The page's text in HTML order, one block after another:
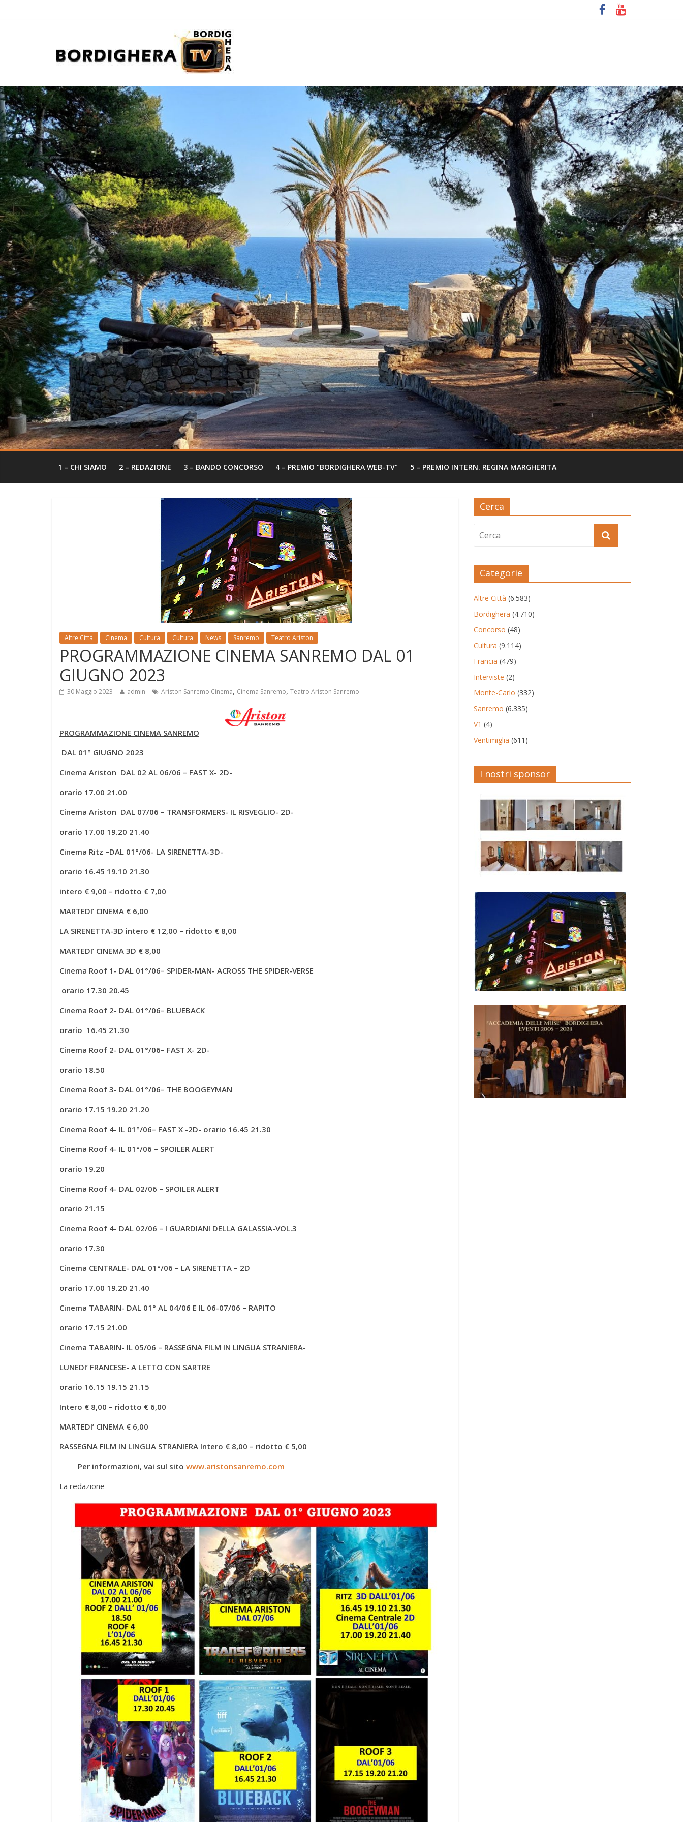
1 – CHI SIAMO 2 – REDAZIONE 3 – BANDO CONCORSO 4 – PREMIO “BORDIGHERA WEB-TV” 5 – PREMIO INTERN. REGINA MARGHERITA
Altre Città Cinema Cultura Cultura News Sanremo Teatro Ariston
PROGRAMMAZIONE CINEMA SANREMO DAL 01
GIUGNO 2023
30 Maggio 2023 admin Ariston Sanremo Cinema, Cinema Sanremo, Teatro Ariston Sanremo
PROGRAMMAZIONE CINEMA SANREMO
DAL 01° GIUGNO 2023
Cinema Ariston DAL 02 AL 06/06 – FAST X- 2D-
orario 17.00 21.00
Cinema Ariston DAL 07/06 – TRANSFORMERS- IL RISVEGLIO- 2D-
orario 17.00 19.20 21.40
Cinema Ritz –DAL 01°/06- LA SIRENETTA-3D-
orario 16.45 19.10 21.30
intero € 9,00 – ridotto € 7,00
MARTEDI’ CINEMA € 6,00
LA SIRENETTA-3D intero € 12,00 – ridotto € 8,00
MARTEDI’ CINEMA 3D € 8,00
Cinema Roof 1- DAL 01°/06– SPIDER-MAN- ACROSS THE SPIDER-VERSE
orario 17.30 20.45
Cinema Roof 2- DAL 01°/06– BLUEBACK
orario 16.45 21.30
Cinema Roof 2- DAL 01°/06– FAST X- 2D-
orario 18.50
Cinema Roof 3- DAL 01°/06– THE BOOGEYMAN
orario 17.15 19.20 21.20
Cinema Roof 4- IL 01°/06– FAST X -2D- orario 16.45 21.30
Cinema Roof 4- IL 01°/06 – SPOILER ALERT –
orario 19.20
Cinema Roof 4- DAL 02/06 – SPOILER ALERT
orario 21.15
Cinema Roof 4- DAL 02/06 – I GUARDIANI DELLA GALASSIA-VOL.3
orario 17.30
Cinema CENTRALE- DAL 01°/06 – LA SIRENETTA – 2D
orario 17.00 19.20 21.40
Cinema TABARIN- DAL 01° AL 04/06 E IL 06-07/06 – RAPITO
orario 1 7.15 21.00
Cinema TABARIN- IL 05/06 – RASSEGNA FILM IN LINGUA STRANIERA-
LUNEDI’ FRANCESE- A LETTO CON SARTRE
orario 16.15 19.15 21.15
Intero € 8,00 – ridotto € 6,00
MARTEDI’ CINEMA € 6,00
RASSEGNA FILM IN LINGUA STRANIERA Intero € 8,00 – ridotto € 5,00
Per informazioni, vai sul sito www.aristonsanremo.com
La redazione
Cerca
Categorie
Altre Città (6.583)
Bordighera (4.710)
Concorso (48)
Cultura (9.114)
Francia (479)
Interviste (2)
Monte-Carlo (332)
Sanremo (6.335)
V1 (4)
Ventimiglia (611)
I nostri sponsor